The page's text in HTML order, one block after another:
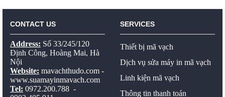
CONTACT US
Address: Số 33/245/120
Định Công, Hoàng Mai, Hà
Nội
Website: mavachthudo.com -
www.suamayinmavach.com
Tel: 0972.200.788 -
SERVICES
Thiết bị mã vạch
Dịch vụ sửa máy in mã vạch
Linh kiện mã vạch
Thông tin thanh toán